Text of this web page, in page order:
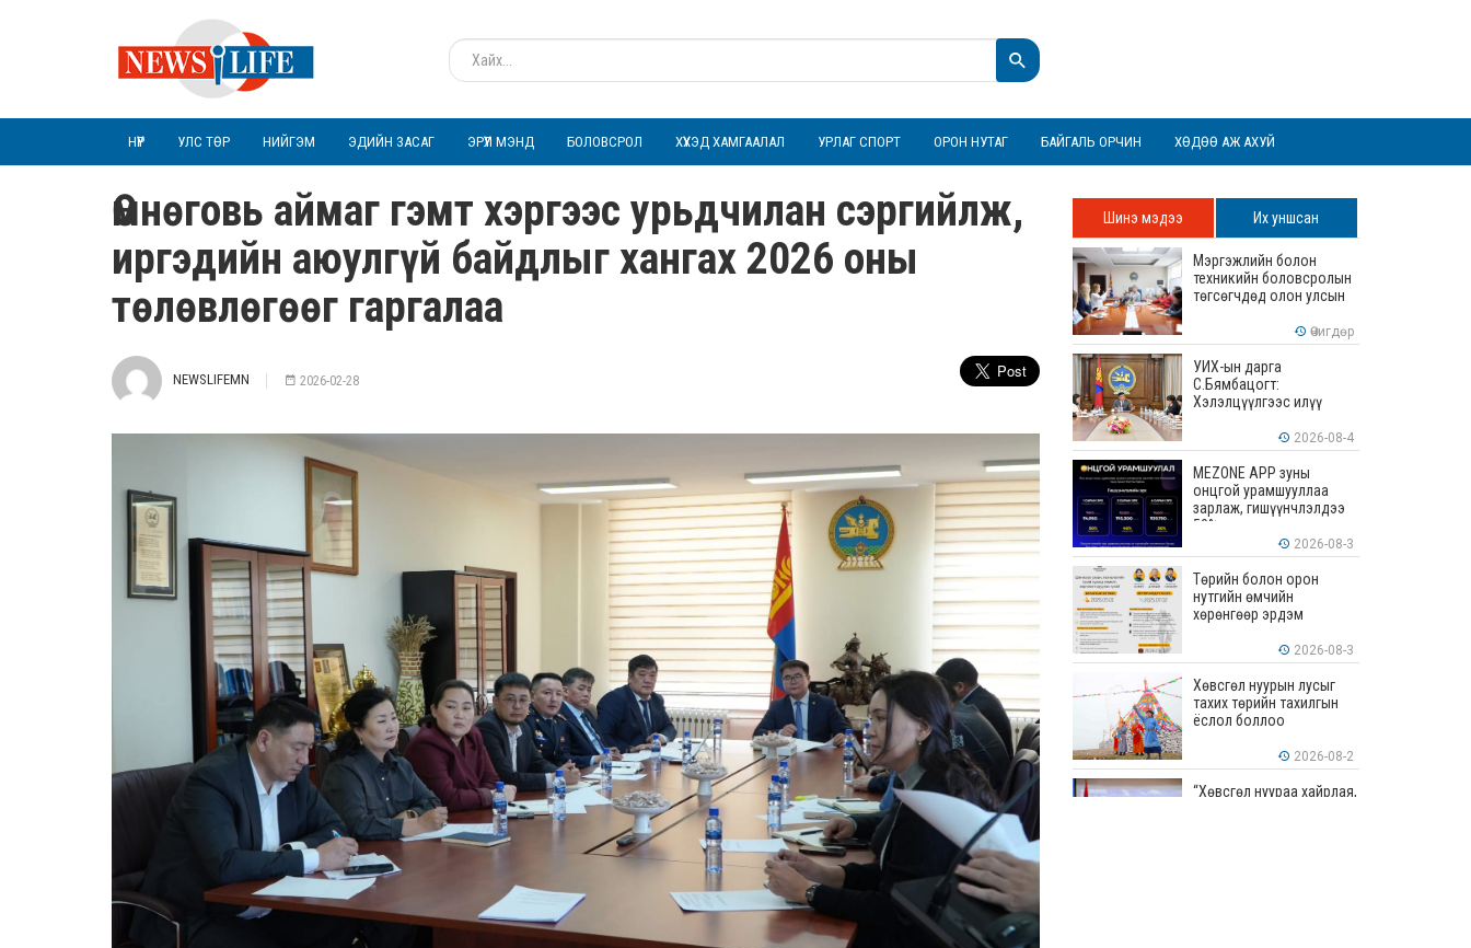
НҮҮР УЛС ТӨР НИЙГЭМ ЭДИЙН ЗАСАГ ЭРҮҮЛ МЭНД БОЛОВСРОЛ ХҮҮХЭД ХАМГААЛАЛ УРЛАГ СПОРТ ОРОН НУТАГ БАЙГАЛЬ ОРЧИН ХӨДӨӨ АЖ АХУЙ
Өмнөговь аймаг гэмт хэргээс урьдчилан сэргийлж,
иргэдийн аюулгүй байдлыг хангах 2026 оны
төлөвлөгөөг гаргалаа
NEWSLIFEMN 2026-02-28
Шинэ мэдээ Их уншсан
Мэргэжлийн болон
техникийн боловсролын
төгсөгчдөд олон улсын
зөвшөөрөгдөх ур
чадваруудыг олгоно
Өчигдөр
УИХ-ын дарга
С.Бямбацогт:
Хэлэлцүүлгээс илүү
илүү бодит үр дүн чухал
2026-08-4
MEZONE APP зуны
онцгой урамшууллаа
зарлаж, гишүүнчлэлдээ
50% хүртэлх хөнгөлөлт
үзүүлж эхэллээ 2026-08-3
Төрийн болон орон
нутгийн өмчийн
хөрөнгөөр эрдэм
ажил хийхэд тендерийн
болон гүйцэтгэлийн
баталгаа гаргахгүй
2026-08-3
Хөвсгөл нуурын лусыг
тахих төрийн тахилгын
ёслол боллоо
2026-08-2
“Хөвсгөл нуураа хайрлая,